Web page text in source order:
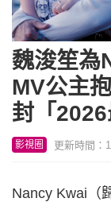
魏浚笙為
MV公主
封「2026
影視圈 更新時間：
Nancy Kwai（